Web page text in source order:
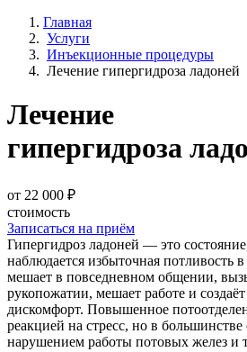
Главная
Услуги
Инъекционные процедуры
Лечение гипергидроза ладоней
Лечение
гипергидроза
от 22 000 ₽
стоимость
Записаться на приём
Гипергидроз ладоней — это
наблюдается избыточная потливость
мешает в повседневном общении,
рукопожатии, мешает работе и
дискомфорт. Повышенное
реакцией на стресс, но в большинстве
нарушением работы потовых желез и